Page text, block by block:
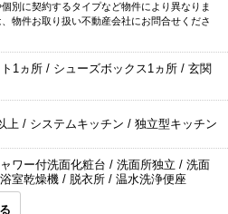
別に契約するタイプなど物件により異なりま
物件お取り扱い不動産会社にお問合せくださ
1ヵ所 / シューズボックス1ヵ所 / 玄関
上 / システムキッチン / 独立型キッチン
ワー付洗面化粧台 / 洗面所独立 / 洗面
室乾燥機 / 脱衣所 / 温水洗浄便座